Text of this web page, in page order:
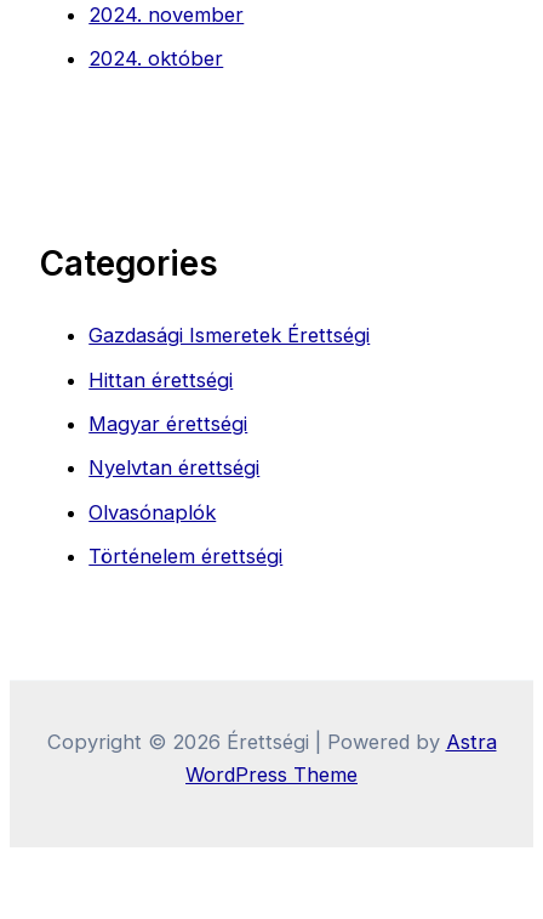
2024. november
2024. október
Categories
Gazdasági Ismeretek Érettségi
Hittan érettségi
Magyar érettségi
Nyelvtan érettségi
Olvasónaplók
Történelem érettségi
Copyright © 2026 Érettségi | Powered by Astra
WordPress Theme